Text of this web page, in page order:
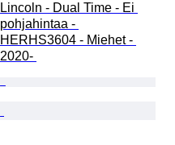
Lincoln - Dual Time - Ei
pohjahintaa -
HERHS3604 - Miehet -
2020-